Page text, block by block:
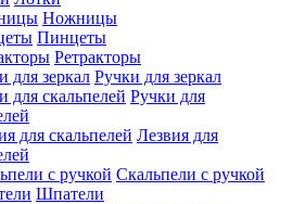
Ножницы
Пинцеты
Ретракторы
Ручки для зеркал
Ручки для
Лезвия для
Скальпели с ручкой
Шпатели